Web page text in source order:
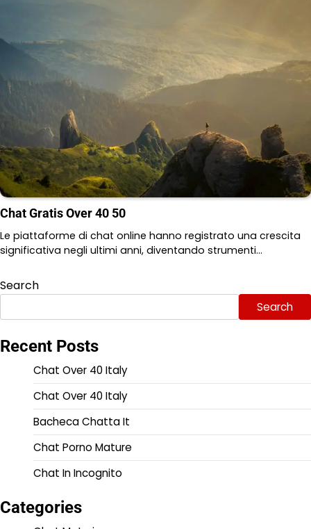
Chat Gratis Over 40 50
Le piattaforme di chat online hanno registrato una crescita
significativa negli ultimi anni, diventando strumenti…
Search
Search
Recent Posts
Chat Over 40 Italy
Chat Over 40 Italy
Bacheca Chatta It
Chat Porno Mature
Chat In Incognito
Categories